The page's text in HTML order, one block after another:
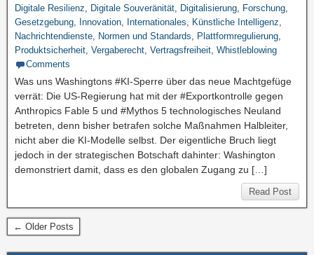
Digitale Resilienz, Digitale Souveränität, Digitalisierung, Forschung,
Gesetzgebung, Innovation, Internationales, Künstliche Intelligenz,
Nachrichtendienste, Normen und Standards, Plattformregulierung,
Produktsicherheit, Vergaberecht, Vertragsfreiheit, Whistleblowing
Comments
Was uns Washingtons #KI-Sperre über das neue Machtgefüge
verrät: Die US-Regierung hat mit der #Exportkontrolle gegen
Anthropics Fable 5 und #Mythos 5 technologisches Neuland
betreten, denn bisher betrafen solche Maßnahmen Halbleiter,
nicht aber die KI-Modelle selbst. Der eigentliche Bruch liegt
jedoch in der strategischen Botschaft dahinter: Washington
demonstriert damit, dass es den globalen Zugang zu […]
Read Post
← Older Posts